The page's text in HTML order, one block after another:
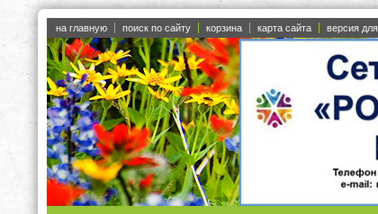
на главную поиск по сайту корзина карта сайта версия